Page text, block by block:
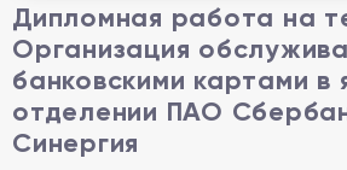
Дипломная работа на
Организация
банковскими картами в
отделении ПАО
Синергия